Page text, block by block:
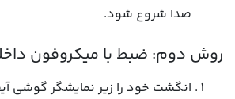
صدا شروع شود.
روش دوم: ضبط با میکروفون
انگشت خود را زیر نمایشگر گوشی